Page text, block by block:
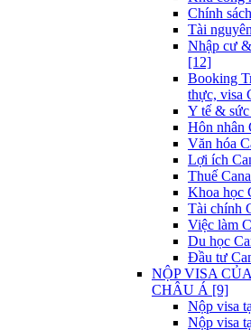
Chính
Tài
Nhập cư
[12]
Booking
thực, visa
Y tế &
Hôn nhân
Văn hóa
Lợi ích
Thuế
Khoa học
Tài chính
Việc làm
Du học
Đầu tư
NỘP VISA
CHÂU Á [9]
Nộp visa
Nộp visa